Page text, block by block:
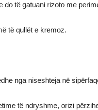
do të gatuani rizoto me
të qullët e kremoz.
nga niseshteja në
të ndryshme, orizi